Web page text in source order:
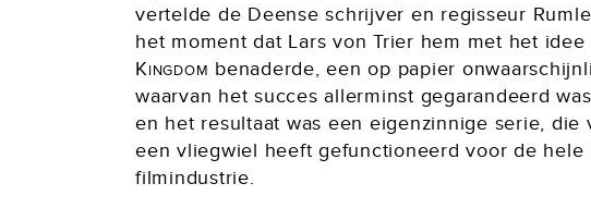
vertelde de Deense schrijver en regisseur
het moment dat Lars von Trier hem met het
Kingdom benaderde, een op papier
waarvan het succes allerminst gegarandeerd
en het resultaat was een eigenzinnige serie, die
een vliegwiel heeft gefunctioneerd voor de hele
filmindustrie.